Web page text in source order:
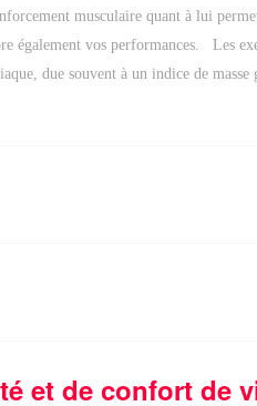
musculaire quant à lui
également vos performances. Les
due souvent à un indice de masse
et de confort de